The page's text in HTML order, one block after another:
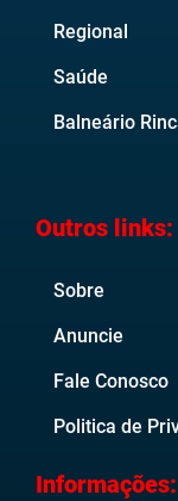
Regional
Saúde
Balneário
Outros links:
Sobre
Anuncie
Fale Conosco
Politica de
Informações: